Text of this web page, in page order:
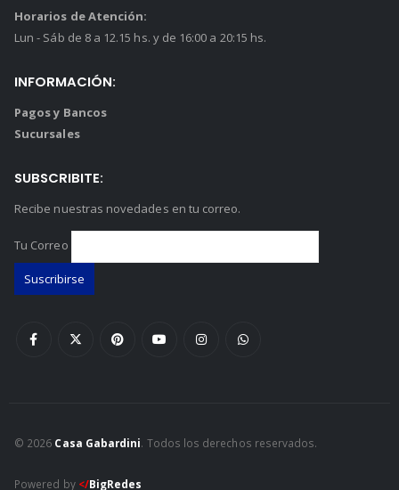
Horarios de Atención:
Lun - Sáb de 8 a 12.15 hs. y de 16:00 a 20:15 hs.
INFORMACIÓN:
Pagos y Bancos
Sucursales
SUBSCRIBITE:
Recibe nuestras novedades en tu correo.
Tu Correo
© 2026 Casa Gabardini. Todos los derechos reservados.
Powered by </BigRedes